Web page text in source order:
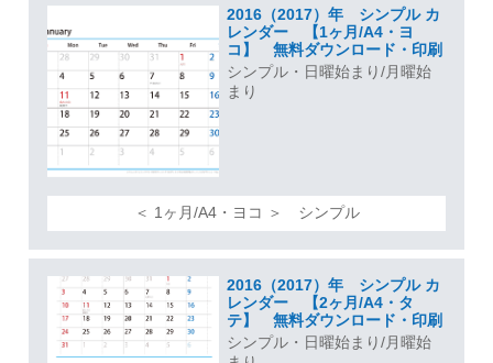
2016（2017）年 シンプル カ
レンダー 【1ヶ月/A4・ヨ
コ】 無料ダウンロード・印刷
シンプル・日曜始まり/月曜始
まり
＜ 1ヶ月/A4・ヨコ ＞ シンプル
2016（2017）年 シンプル カ
レンダー 【2ヶ月/A4・タ
テ】 無料ダウンロード・印刷
シンプル・日曜始まり/月曜始